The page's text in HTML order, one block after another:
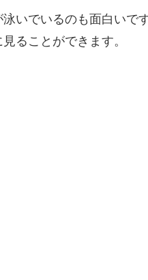
いでいるのも面白いで
ることができます。